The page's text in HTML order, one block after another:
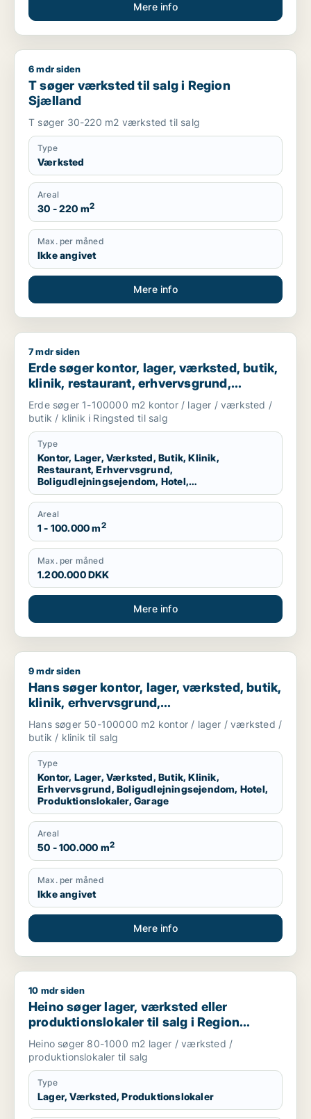
Mere info
T søger værksted til salg i Region Sjælland
6 mdr siden
T søger værksted til salg i Region
Sjælland
T søger 30-220 m2 værksted til salg
Type
Værksted
Areal
30 - 220 m2
Max. per måned
Ikke angivet
Mere info
Erde søger kontor, lager, værksted, butik, klinik,
7 mdr siden
Erde søger kontor, lager, værksted, butik,
klinik, restaurant, erhvervsgrund,
boligudlejningsejendom, hotel,
produktionslokaler eller garage til salg i
Ringsted
Erde søger 1-100000 m2 kontor / lager / værksted /
butik / klinik i Ringsted til salg
Type
Kontor, Lager, Værksted, Butik, Klinik,
Restaurant, Erhvervsgrund,
Boligudlejningsejendom, Hotel,
Produktionslokaler, Garage
Areal
1 - 100.000 m2
Max. per måned
1.200.000 DKK
Mere info
Hans søger kontor, lager, værksted, butik, klinik,
9 mdr siden
Hans søger kontor, lager, værksted, butik,
klinik, erhvervsgrund,
boligudlejningsejendom, hotel,
produktionslokaler eller garage til salg i
Region Sjælland
Hans søger 50-100000 m2 kontor / lager / værksted /
butik / klinik til salg
Type
Kontor, Lager, Værksted, Butik, Klinik,
Erhvervsgrund, Boligudlejningsejendom, Hotel,
Produktionslokaler, Garage
Areal
50 - 100.000 m2
Max. per måned
Ikke angivet
Mere info
Heino søger lager, værksted eller produktionslokaler til salg
10 mdr siden
Heino søger lager, værksted eller
produktionslokaler til salg i Region
Sjælland
Heino søger 80-1000 m2 lager / værksted /
produktionslokaler til salg
Type
Lager, Værksted, Produktionslokaler